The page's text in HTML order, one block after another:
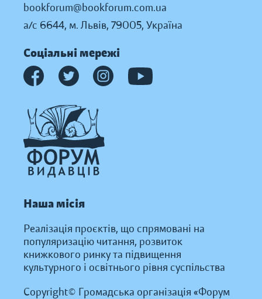
bookforum@bookforum.com.ua
а/с 6644, м. Львів, 79005, Україна
Соціальні мережі
Наша місія
Реалізація проєктів, що спрямовані на
популяризацію читання, розвиток
книжкового ринку та підвищення
культурного і освітнього рівня суспільства
Copyright© Громадська організація «Форум